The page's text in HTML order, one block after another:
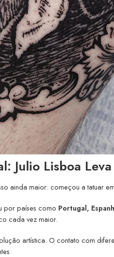
Julio Lisboa
ainda maior: começou a tatuar
por países como Portugal,
cada vez maior.
artística. O contato com